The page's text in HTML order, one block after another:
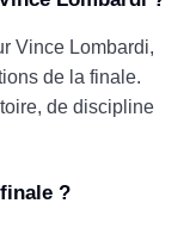
Vince Lombardi,
de la finale.
de discipline
?